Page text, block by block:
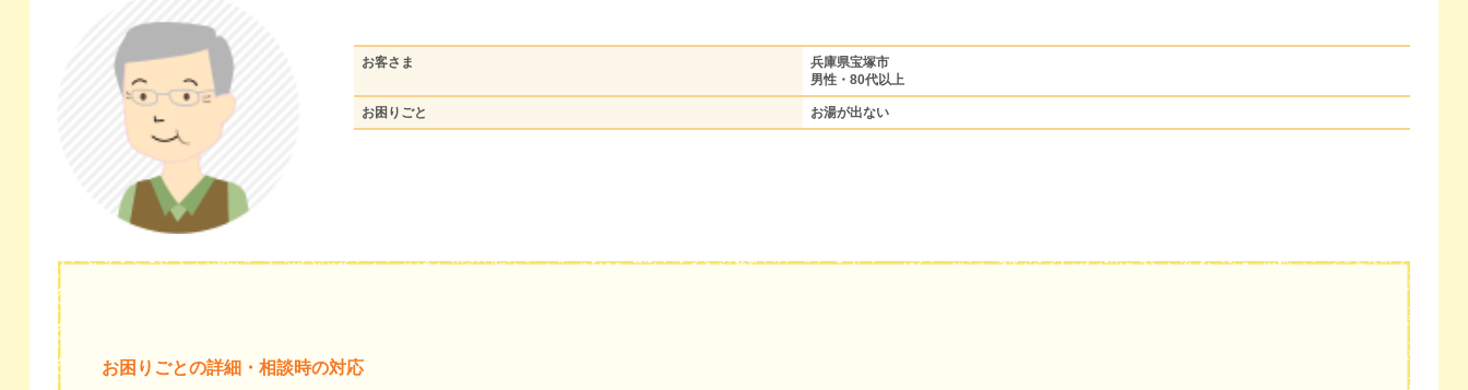
お客さま
兵庫県宝塚市
男性・80代以上
お困りごと お湯が出ない
お困りごとの詳細・相談時の対応